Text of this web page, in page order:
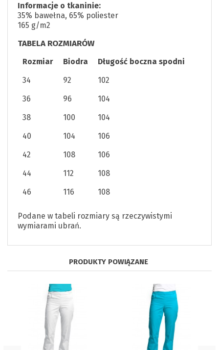
Informacje o tkaninie:
35% bawełna, 65% poliester
165 g/m2
TABELA ROZMIARÓW
Rozmiar Biodra
Długość boczna spodni
34
92
102
36
96
104
38
100
104
40
104
106
42
108
106
44
112
108
46
116 108
Podane w tabeli rozmiary są rzeczywistymi
wymiarami ubrań.
PRODUKTY POWIĄZANE